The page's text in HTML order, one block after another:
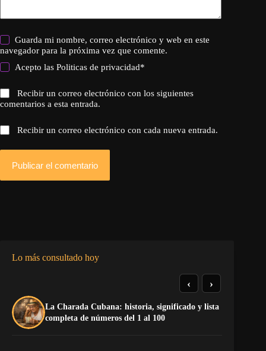
Guarda mi nombre, correo electrónico y web en este
navegador para la próxima vez que comente.
Acepto lasPoliticas de privacidad*
Recibir un correo electrónico con los siguientes
comentarios a esta entrada.
Recibir un correo electrónico con cada nueva entrada.
Publicar el comentario
Lo más consultado hoy
La Charada Cubana: historia, significado y lista
completa de números del 1 al 100
‹ ›